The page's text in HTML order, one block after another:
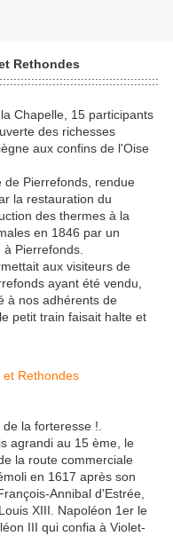
Rethondes
15 participants
des richesses
aux confins de l'Oise
Pierrefonds, rendue
la restauration du
des thermes à la
en 1846 par un
Pierrefonds.
aux visiteurs de
ayant été vendu,
à nos adhérents de
petit train faisait halte et
la forteresse !.
au 15 ème, le
la route commerciale
en 1617 après son
Annibal d'Estrée,
XIII. Napoléon 1er le
III qui confia à Violet-